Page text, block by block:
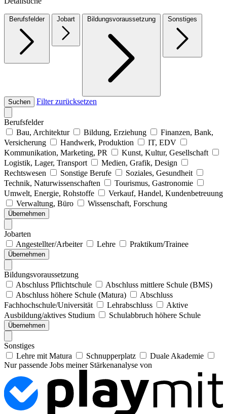
Berufsfelder Jobart Bildungsvoraussetzung Sonstiges
Suchen Filter zurücksetzen
Berufsfelder
Bau, Architektur
Bildung, Erziehung
Finanzen, Bank,
Versicherung
Handwerk, Produktion
IT, EDV
Kommunikation, Marketing, PR
Kunst, Kultur, Gesellschaft
Logistik, Lager, Transport
Medien, Grafik, Design
Rechtswesen
Sonstige Berufe
Soziales, Gesundheit
Technik, Naturwissenschaften
Tourismus, Gastronomie
Umwelt, Energie, Rohstoffe
Verkauf, Handel, Kundenbetreuung
Verwaltung, Büro
Wissenschaft, Forschung
Übernehmen
Jobarten
Angestellter/Arbeiter
Lehre Praktikum/Trainee
Übernehmen
Bildungsvoraussetzung
Abschluss Pflichtschule
Abschluss mittlere Schule (BMS)
Abschluss höhere Schule (Matura)
Abschluss
Fachhochschule/Universität
Lehrabschluss
Aktive
Ausbildung/aktives Studium
Schulabbruch höhere Schule
Übernehmen
Sonstiges
Lehre mit Matura
Schnupperplatz
Duale Akademie
Nur passende Jobs meiner Stärkenanalyse von